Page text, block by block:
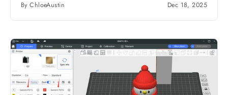
By ChloeAustin Dec 18, 2025